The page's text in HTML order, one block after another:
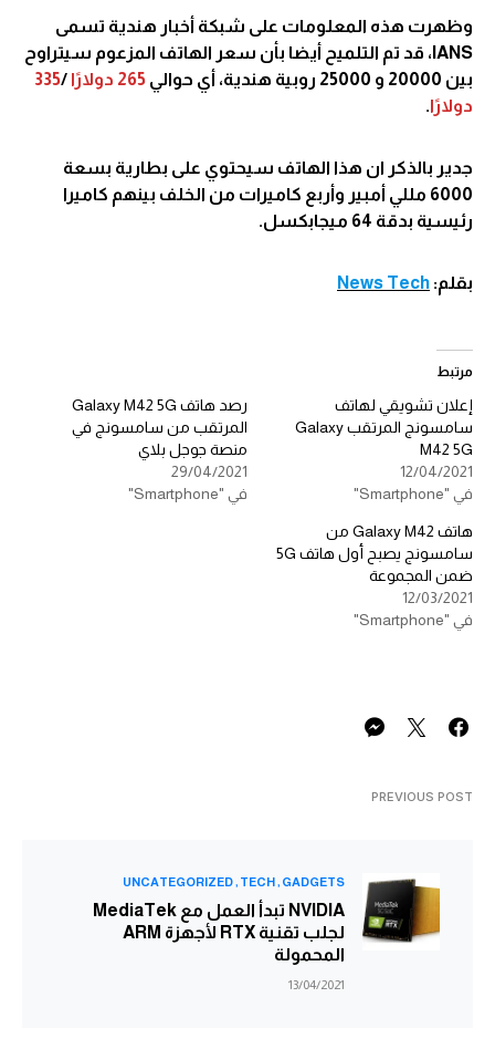
وظهرت هذه المعلومات على شبكة أخبار هندية تسمى
IANS، قد تم التلميح أيضا بأن سعر الهاتف المزعوم سيتراوح
بين 20000 و 25000 روبية هندية، أي حوالي
265 دولارًا /
335
دولارًا.
جدير بالذكر ان هذا الهاتف سيحتوي على بطارية بسعة
6000 مللي أمبير وأربع كاميرات من الخلف بينهم كاميرا
رئيسية بدقة 64 ميجابكسل.
بقلم: News Tech
مرتبط
إعلان تشويقي لهاتف
سامسونج المرتقب Galaxy
M42 5G
12/04/2021
في "Smartphone"
رصد هاتف Galaxy M42 5G
المرتقب من سامسونج في
منصة جوجل بلاي
29/04/2021
في "Smartphone"
هاتف Galaxy M42 من
سامسونج يصبح أول هاتف 5G
ضمن المجموعة
12/03/2021
في "Smartphone"
PREVIOUS POST
GADGETS
TECH
UNCATEGORIZED
NVIDIA تبدأ العمل مع MediaTek
لجلب تقنية RTX لأجهزة ARM
المحمولة
13/04/2021